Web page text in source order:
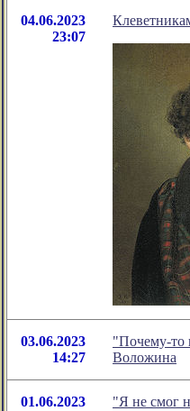
04.06.2023
23:07
03.06.2023
14:27
"Почему-то
Воложина
01.06.2023
"Я не смог